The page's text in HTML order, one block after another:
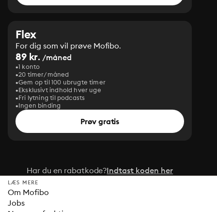
Flex
For dig som vil prøve Mofibo.
89 kr. /måned
1 konto
20 timer/måned
Gem op til 100 ubrugte timer
Eksklusivt indhold hver uge
Fri lytning til podcasts
Ingen binding
Prøv gratis
Har du en rabatkode?Indtast koden her
LÆS MERE
Om Mofibo
Jobs